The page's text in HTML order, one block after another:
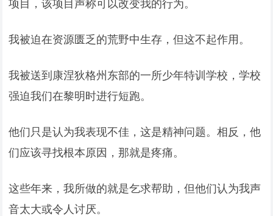
我被迫在资源匮乏的荒野中生存，但这不起作用。
我被送到康涅狄格州东部的一所少年特训学校，学校
强迫我们在黎明时进行短跑。
他们只是认为我表现不佳，这是精神问题。相反，他
们应该寻找根本原因，那就是疼痛。
这些年来，我所做的就是乞求帮助，但他们认为我声
音太大或令人讨厌。